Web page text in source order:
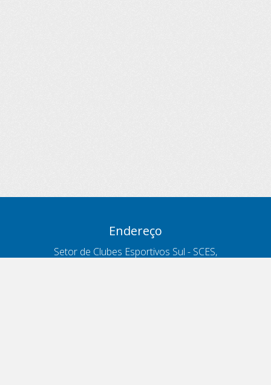
Endereço
Setor de Clubes Esportivos Sul - SCES,